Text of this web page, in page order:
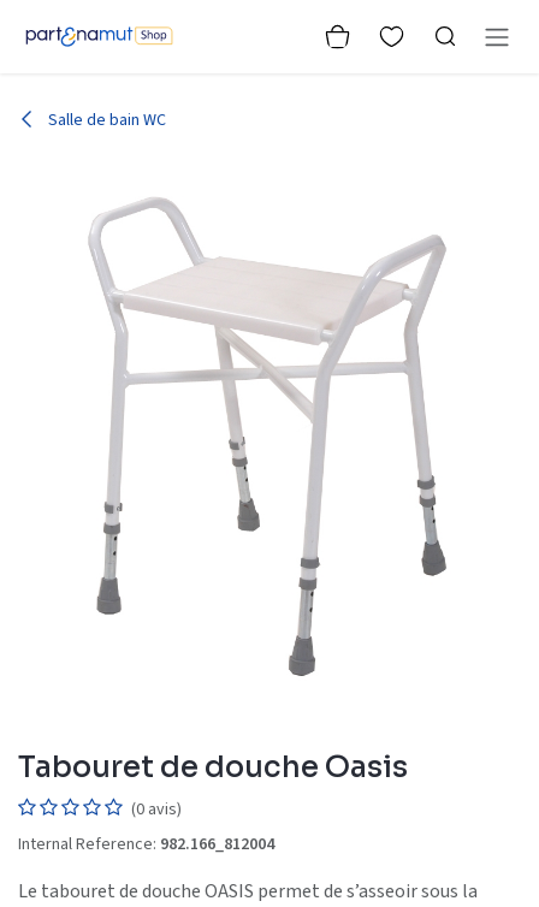
Salle de bain WC
Tabouret de douche Oasis
(0 avis)
Internal Reference: 982.166_812004
Le tabouret de douche OASIS permet de s’asseoir sous la